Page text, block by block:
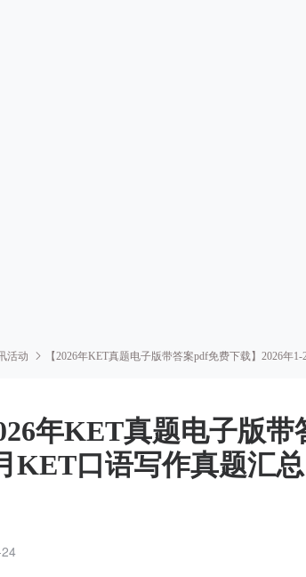
活动 【2026年KET真题电子版带答案pdf免费下载】2026年
年KET真题电子版
KET口语写作真题汇